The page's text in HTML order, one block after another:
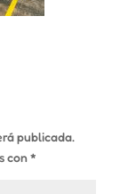
publicada.
con*